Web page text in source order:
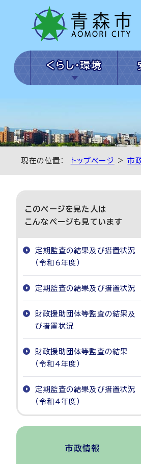
くらし・環境
現在の位置： トップページ >市
このページを見た人は
こんなページも見ています
定期監査の結果及び措置状況
（令和6年度）
定期監査の結果及び措置状況
財政援助団体等監査の結果及
び措置状況
財政援助団体等監査の結果
（令和4年度）
定期監査の結果及び措置状況
（令和4年度）
市政情報